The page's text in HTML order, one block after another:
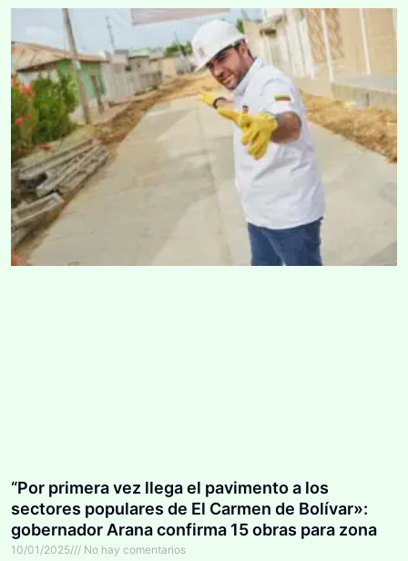
“Por primera vez llega el pavimento a los
sectores populares de El Carmen de Bolívar»:
gobernador Arana confirma 15 obras para zona
rural de los Montes de María
10/01/2025 No hay comentarios